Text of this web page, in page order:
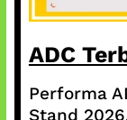
ADC
Performa
Stand